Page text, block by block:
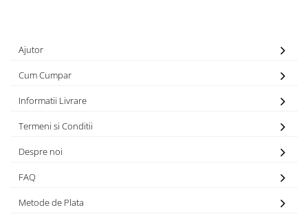
Ajutor
Cum Cumpar
Informatii Livrare
Termeni si Conditii
Despre noi
FAQ
Metode de Plata